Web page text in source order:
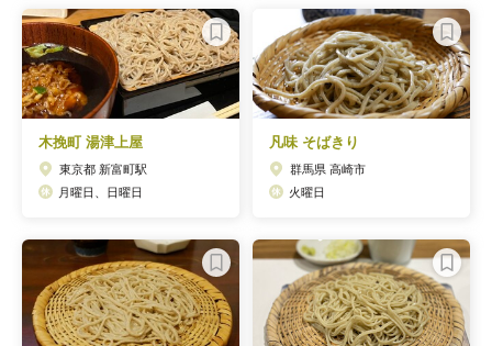
木挽町 湯津上屋
東京都 新富町駅
月曜日、日曜日
凡味 そばきり
群馬県 高崎市
火曜日